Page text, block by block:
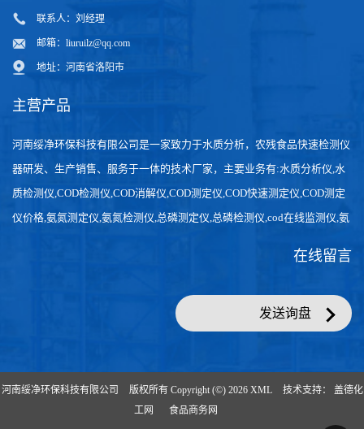
联系人：刘经理
邮箱： liuruilz@qq.com
地址：河南省洛阳市
主营产品
河南绥净环保科技有限公司是一家致力于水质分析，农残食品快速检测仪
器研发、生产销售、服务于一体的技术厂家，主要业务有:水质分析仪,水
质检测仪,COD检测仪,COD消解仪,COD测定仪,COD快速测定仪,COD测定
仪价格,氨氮测定仪,氨氮检测仪,总磷测定仪,总磷检测仪,cod在线监测仪,氨
在线留言
发送询盘
河南绥净环保科技有限公司 版权所有 Copyright (©) 2026 XML 技术支持： 盖德化
工网
食品商务网